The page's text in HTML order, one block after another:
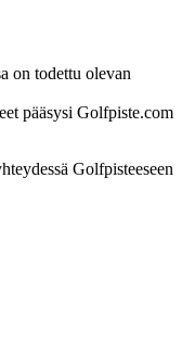
on todettu olevan
pääsysi Golfpiste.com
Golfpisteeseen